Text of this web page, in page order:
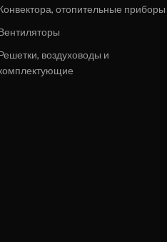
отопительные приборы
воздуховоды и